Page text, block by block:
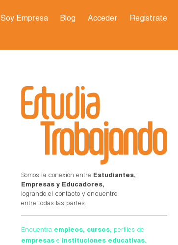
Soy Empresa Blog Acceder Registrate
Somos la conexión entre Estudiantes,
Empresas y Educadores,
logrando el contacto y encuentro
entre todas las partes.
Encuentra empleos, cursos, perfiles de
empresas e instituciones educativas.